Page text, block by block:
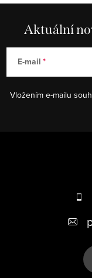
Aktuální
E-mail
Vložením e-mailu